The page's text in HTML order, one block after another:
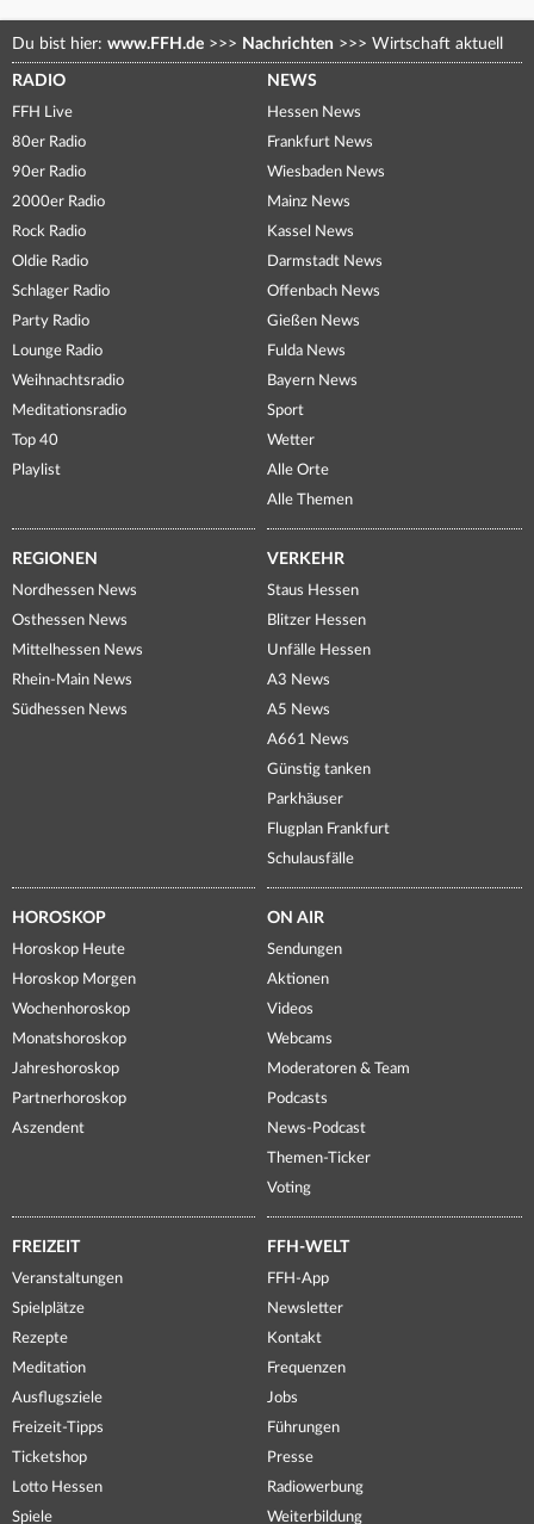
Du bist hier: www.FFH.de >>> Nachrichten >>> Wirtschaft aktuell
RADIO
FFH Live
80er Radio
90er Radio
2000er Radio
Rock Radio
Oldie Radio
Schlager Radio
Party Radio
Lounge Radio
Weihnachtsradio
Meditationsradio
Top 40
Playlist
NEWS
Hessen News
Frankfurt News
Wiesbaden News
Mainz News
Kassel News
Darmstadt News
Offenbach News
Gießen News
Fulda News
Bayern News
Sport
Wetter
Alle Orte
Alle Themen
REGIONEN
Nordhessen News
Osthessen News
Mittelhessen News
Rhein-Main News
Südhessen News
VERKEHR
Staus Hessen
Blitzer Hessen
Unfälle Hessen
A3 News
A5 News
A661 News
Günstig tanken
Parkhäuser
Flugplan Frankfurt
Schulausfälle
HOROSKOP
Horoskop Heute
Horoskop Morgen
Wochenhoroskop
Monatshoroskop
Jahreshoroskop
Partnerhoroskop
Aszendent
ON AIR
Sendungen
Aktionen
Videos
Webcams
Moderatoren & Team
Podcasts
News-Podcast
Themen-Ticker
Voting
FREIZEIT
Veranstaltungen
Spielplätze
Rezepte
Meditation
Ausflugsziele
Freizeit-Tipps
Ticketshop
Lotto Hessen
Spiele
FFH-WELT
FFH-App
Newsletter
Kontakt
Frequenzen
Jobs
Führungen
Presse
Radiowerbung
Weiterbildung